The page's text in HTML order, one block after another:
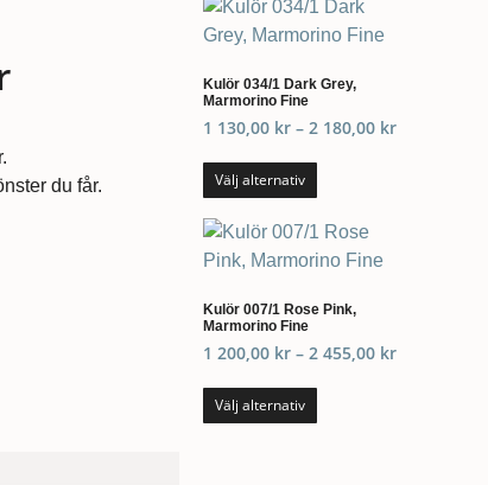
du får.
Kulör 034/1 Dark Grey,
Marmorino Fine
1 130,00 kr – 2 180,00 kr
Välj alternativ
Kulör 007/1 Rose Pink,
Marmorino Fine
1 200,00 kr – 2 455,00 kr
Välj alternativ